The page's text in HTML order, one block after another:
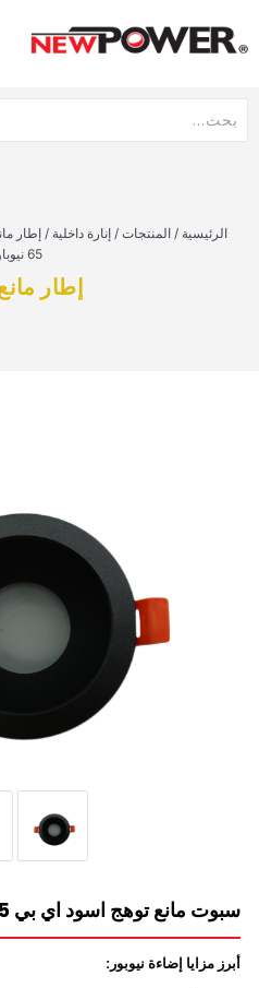
الرئيسية / المنتجات / إنارة داخلية / إطار
65 نيوباور
إطار
سبوت مانع توهج اسود اي بي 65 نيوباور
أبرز مزايا إضاءة نيوبور: